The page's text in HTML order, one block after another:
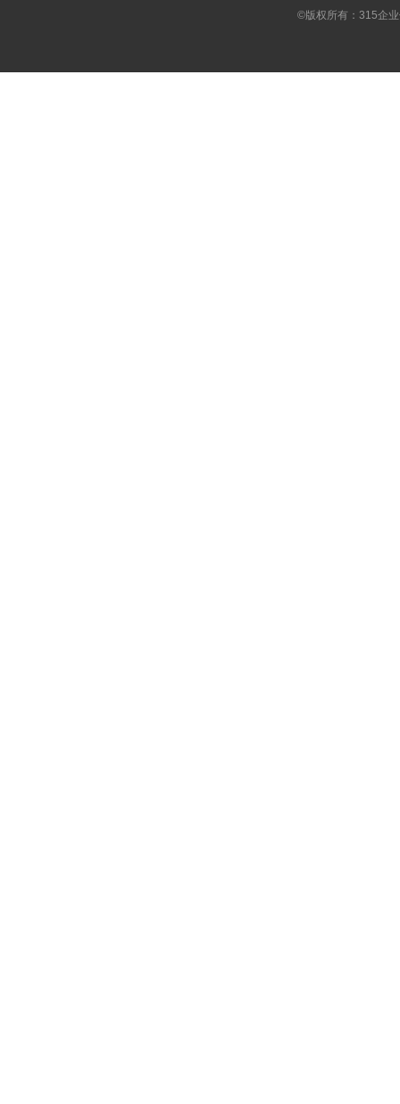
©版权所有：315企